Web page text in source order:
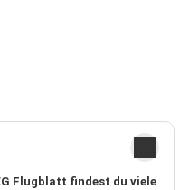
Flugblatt findest du viele